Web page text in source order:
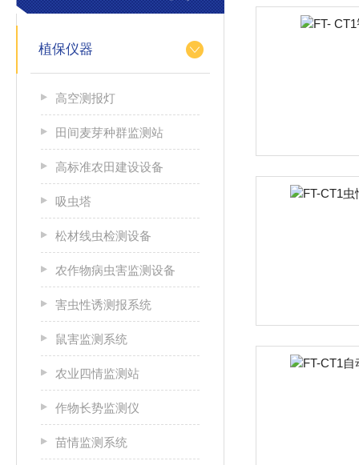
植保仪器
高空测报灯
田间麦芽种群监测站
高标准农田建设设备
吸虫塔
松材线虫检测设备
农作物病虫害监测设备
害虫性诱测报系统
鼠害监测系统
农业四情监测站
作物长势监测仪
苗情监测系统